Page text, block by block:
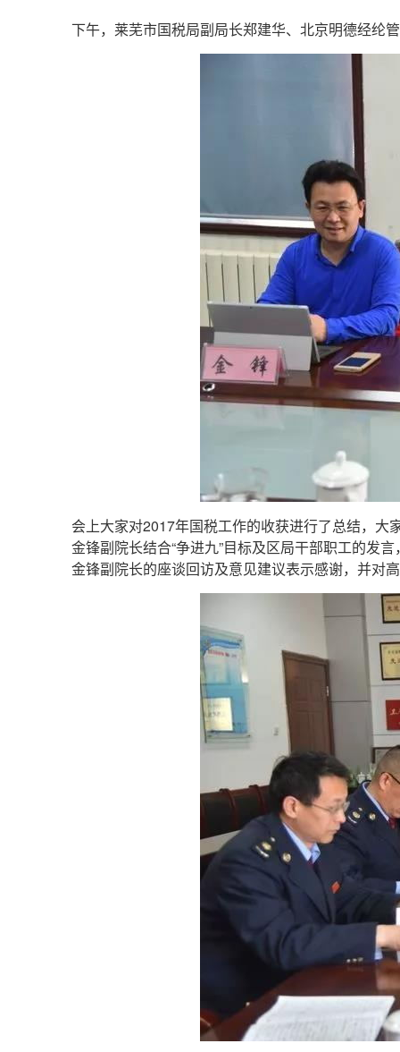
下午，莱芜市国税局副局长郑建华、北京明德经纶
会上大家对2017年国税工作的收获进行了总结，
金锋副院长结合“争进九”目标及区局干部职工的发
金锋副院长的座谈回访及意见建议表示感谢，并对